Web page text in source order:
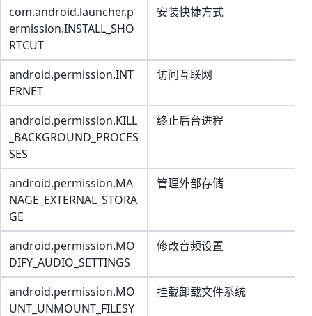
com.android.launcher.p
ermission.INSTALL_SHO
RTCUT
安装快捷方式
android.permission.INT
ERNET
访问互联网
android.permission.KILL
_BACKGROUND_PROCES
SES
终止后台进程
android.permission.MA
NAGE_EXTERNAL_STORA
GE
管理外部存储
android.permission.MO
DIFY_AUDIO_SETTINGS
修改音频设置
android.permission.MO
UNT_UNMOUNT_FILESY
挂载卸载文件系统